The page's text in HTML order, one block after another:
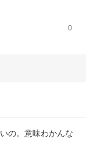
0
の。意味わかんな